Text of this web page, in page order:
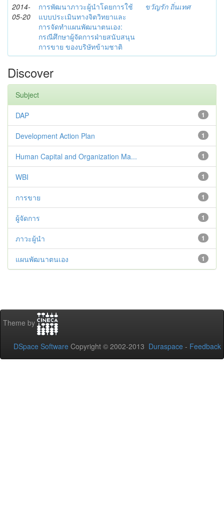
2014-
05-20
การพัฒนาภาวะผู้นำโดยการใช้
แบบประเมินทางจิตวิทยาและ
การจัดทำแผนพัฒนาตนเอง:
กรณีศึกษาผู้จัดการฝ่ายสนับสนุน
การขาย ของบริษัทข้ามชาติ
ขวัญรัก ถิ่นเทศ
Discover
Subject
1
DAP
1
Development Action Plan
1
Human Capital and Organization Ma...
1
WBI
1
การขาย
1
ผู้จัดการ
1
ภาวะผู้นำ
1
แผนพัฒนาตนเอง
Theme by
DSpace Software Copyright © 2002-2013 Duraspace - Feedback